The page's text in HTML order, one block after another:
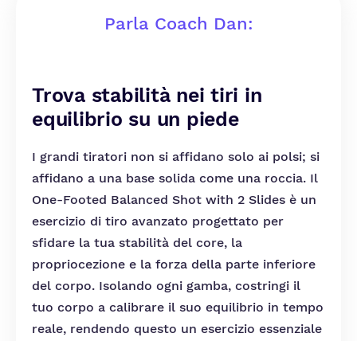
Parla Coach Dan:
Trova stabilità nei tiri in
equilibrio su un piede
I grandi tiratori non si affidano solo ai polsi; si
affidano a una base solida come una roccia. Il
One-Footed Balanced Shot with 2 Slides è un
esercizio di tiro avanzato progettato per
sfidare la tua stabilità del core, la
propriocezione e la forza della parte inferiore
del corpo. Isolando ogni gamba, costringi il
tuo corpo a calibrare il suo equilibrio in tempo
reale, rendendo questo un esercizio essenziale